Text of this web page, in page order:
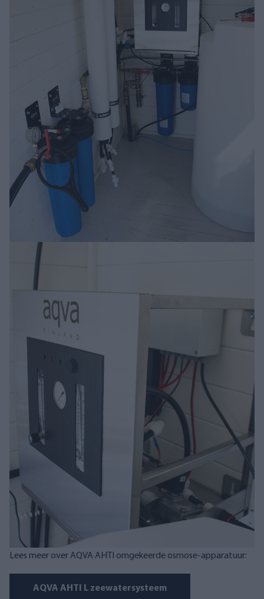
Lees meer over AQVA AHTI omgekeerde osmose-apparatuur:
AQVA AHTI L zeewatersysteem